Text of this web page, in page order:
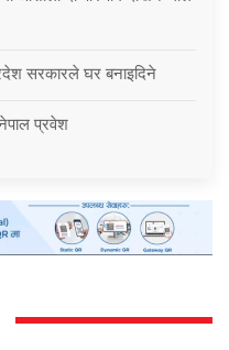
सरकारले घर बनाइदिने
प्रवेश